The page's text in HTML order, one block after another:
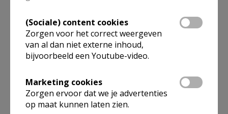
benadrukken dat 'niet alles kan'. We zoeken
samen naar een gepast evenwicht waar
iedereen zich in kan vinden.
Gebedswake aan de vooravond van de
begrafenis.
Dit is een biddend samenzijn rond het Woord
(Sociale) content cookies
Zorgen voor het correct weergeven
van al dan niet externe inhoud,
bijvoorbeeld een Youtube-video.
Marketing cookies
Zorgen ervoor dat we je advertenties
op maat kunnen laten zien.